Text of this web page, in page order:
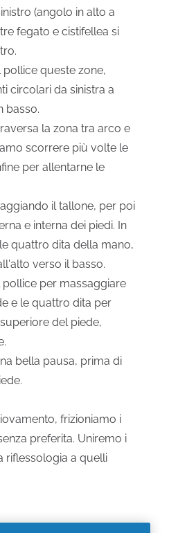
(angolo in alto a
fegato e cistifellea si
queste zone,
circolari da sinistra a
basso.
la zona tra arco e
scorrere più volte le
per allentarne le
il tallone, per poi
e interna dei piedi. In
quattro dita della mano,
verso il basso.
per massaggiare
e le quattro dita per
del piede,
bella pausa, prima di
frizioniamo i
preferita. Uniremo i
riflessologia a quelli